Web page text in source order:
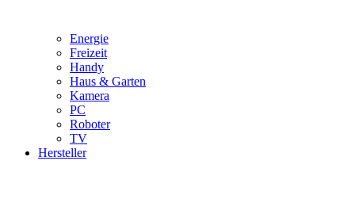
Energie
Freizeit
Handy
Haus & Garten
Kamera
PC
Roboter
TV
Hersteller